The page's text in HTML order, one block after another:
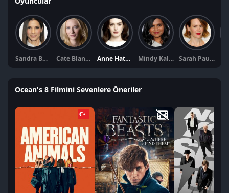
Sandra Bullock Cate Blanchett Anne Hathaway Mindy Kaling Sarah Paulson
Ocean's 8 Filmini Sevenlere Öneriler